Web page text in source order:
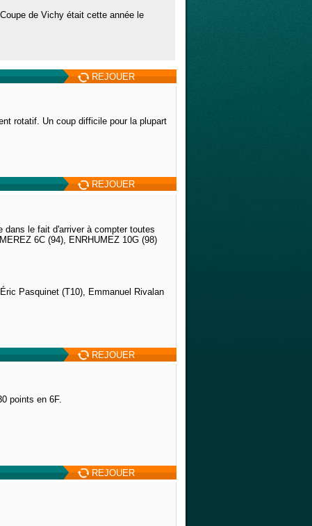
de Vichy était cette année le
REJOUER
rotatif. Un coup difficile pour la plupart
REJOUER
le fait d'arriver à compter toutes
6C (94), ENRHUMEZ 10G (98)
Pasquinet (T10), Emmanuel Rivalan
REJOUER
points en 6F.
REJOUER